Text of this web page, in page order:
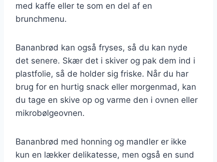
med kaffe eller te som en del af en
brunchmenu.
Bananbrød kan også fryses, så du kan nyde
det senere. Skær det i skiver og pak dem ind i
plastfolie, så de holder sig friske. Når du har
brug for en hurtig snack eller morgenmad, kan
du tage en skive op og varme den i ovnen eller
mikrobølgeovnen.
Bananbrød med honning og mandler er ikke
kun en lækker delikatesse, men også en sund